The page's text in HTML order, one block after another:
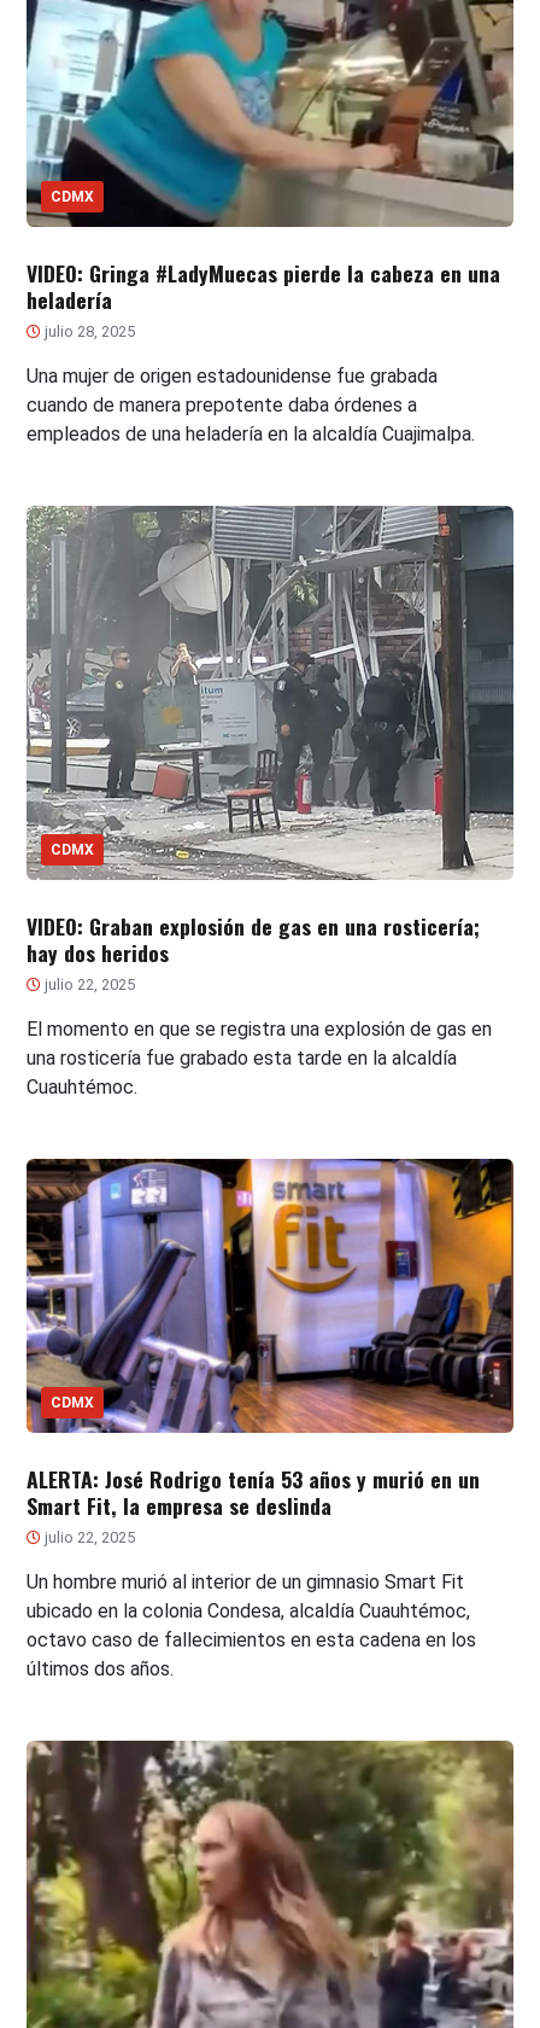
CDMX
VIDEO: Gringa #LadyMuecas pierde la cabeza en una
heladería
julio 28, 2025
Una mujer de origen estadounidense fue grabada
cuando de manera prepotente daba órdenes a
empleados de una heladería en la alcaldía Cuajimalpa.
CDMX
VIDEO: Graban explosión de gas en una rosticería;
hay dos heridos
julio 22, 2025
El momento en que se registra una explosión de gas en
una rosticería fue grabado esta tarde en la alcaldía
Cuauhtémoc.
CDMX
ALERTA: José Rodrigo tenía 53 años y murió en un
Smart Fit, la empresa se deslinda
julio 22, 2025
Un hombre murió al interior de un gimnasio Smart Fit
ubicado en la colonia Condesa, alcaldía Cuauhtémoc,
octavo caso de fallecimientos en esta cadena en los
últimos dos años.